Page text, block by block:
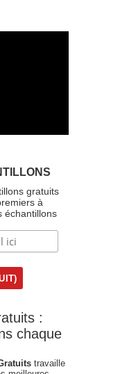
gratuits
à
échantillons
:
chaque
travaille